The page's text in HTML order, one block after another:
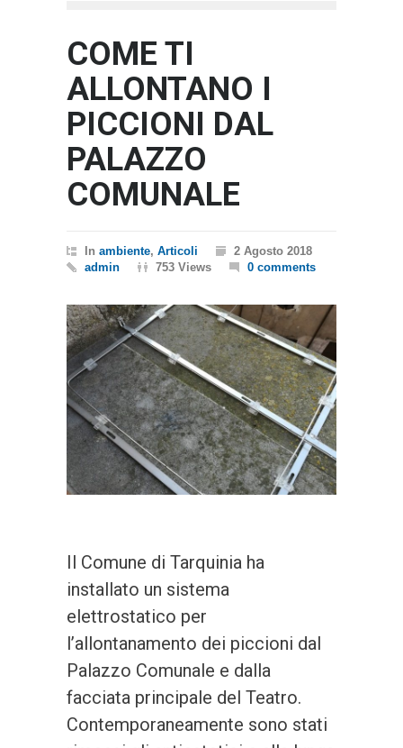
COME TI
ALLONTANO I
PICCIONI DAL
PALAZZO
COMUNALE
In ambiente, Articoli
2 Agosto 2018
admin
753 Views 0 comments
Il Comune di Tarquinia ha
installato un sistema
elettrostatico per
l’allontanamento dei piccioni dal
Palazzo Comunale e dalla
facciata principale del Teatro.
Contemporaneamente sono stati